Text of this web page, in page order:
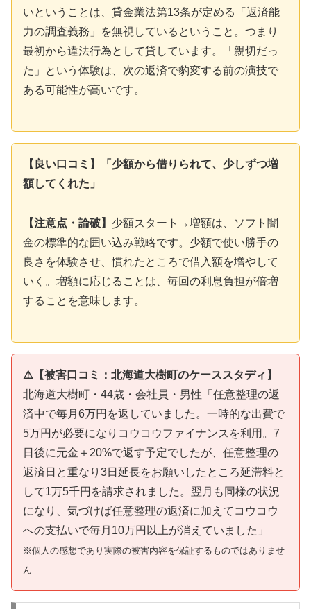
いということは、貸金業法第13条が定める「返済能
力の調査義務」を無視しているということ。つまり
最初から違法行為として貸しています。「親切だっ
た」という体験は、次の返済で豹変する前の演技で
ある可能性が高いです。
【良い口コミ】「少額から借りられて、少しずつ増
額してくれた」
【注意点・論破】 少額スタート→増額は、ソフト闇
金の標準的な囲い込み戦略です。少額で使い勝手の
良さを体験させ、慣れたところで借入額を増やして
いく。増額に応じることは、毎回の利息負担が倍増
することを意味します。
⚠️【被害口コミ：北海道大樹町のケーススタディ】
北海道大樹町・44歳・会社員・男性「任意整理の返
済中で毎月6万円を返していました。一時的な出費で
5万円が必要になりコウコウファイナンスを利用。7
日後に元金＋20%で返す予定でしたが、任意整理の
返済日と重なり3日延長をお願いしたところ延滞料と
して1万5千円を請求されました。翌月も同様の状況
になり、気づけば任意整理の返済に加えてコウコウ
への支払いで毎月10万円以上が消えていました」
※個人の感想であり実際の被害内容を保証するものではありませ
ん